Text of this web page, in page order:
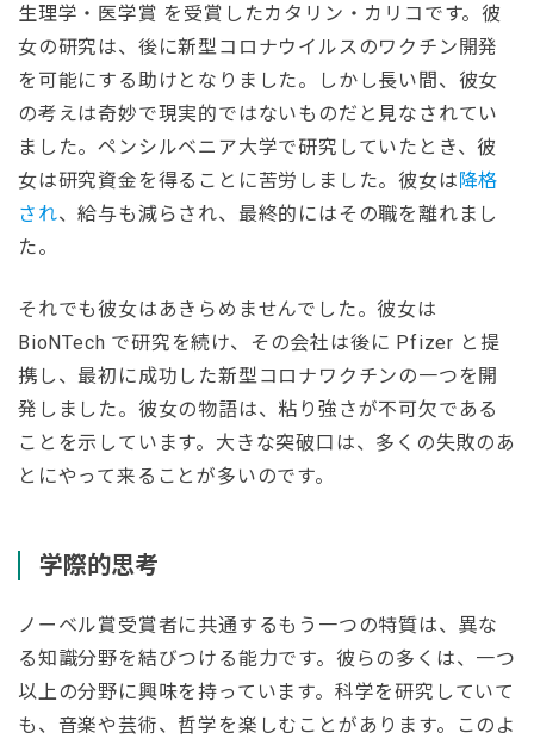
生理学・医学賞 を受賞したカタリン・カリコです。彼
女の研究は、後に新型コロナウイルスのワクチン開発
を可能にする助けとなりました。しかし長い間、彼女
の考えは奇妙で現実的ではないものだと見なされてい
ました。ペンシルベニア大学で研究していたとき、彼
女は研究資金を得ることに苦労しました。彼女は降格
され、給与も減らされ、最終的にはその職を離れまし
た。
それでも彼女はあきらめませんでした。彼女は
BioNTech で研究を続け、その会社は後に Pfizer と提
携し、最初に成功した新型コロナワクチンの一つを開
発しました。彼女の物語は、粘り強さが不可欠である
ことを示しています。大きな突破口は、多くの失敗のあ
とにやって来ることが多いのです。
学際的思考
ノーベル賞受賞者に共通するもう一つの特質は、異な
る知識分野を結びつける能力です。彼らの多くは、一つ
以上の分野に興味を持っています。科学を研究していて
も、音楽や芸術、哲学を楽しむことがあります。このよ